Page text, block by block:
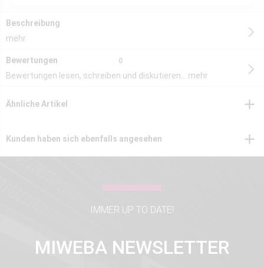
Beschreibung
mehr
Bewertungen 0
Bewertungen lesen, schreiben und diskutieren... mehr
Ähnliche Artikel
Kunden haben sich ebenfalls angesehen
IMMER UP TO DATE!
MIWEBA NEWSLETTER